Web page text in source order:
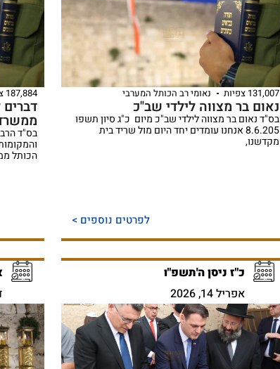
131,007 צפיות נאומי רב הכותל המערבי
נאום בר מצווה לילדי שב"כ
בס"ד נאום בר מצווה לילדי שב"כ מיום כ"ג סיון תשפו
8.6.205 אנחנו עומדים יחד היום מול שריד בית
מקדשנו,
לפרטים נוספים >
187,884 צפיות
בס"ד
הכותל
כ"ז ניסן ה'תשפ"ו
אפריל 14, 2026